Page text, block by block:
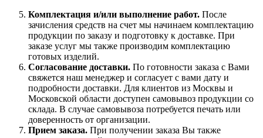
Комплектация и/или выполнение работ. После
зачисления средств на счет мы начинаем комплектацию
продукции по заказу и подготовку к доставке. При
заказе услуг мы также производим комплектацию
готовых изделий.
Согласование доставки. По готовности заказа с Вами
свяжется наш менеджер и согласует с вами дату и
подробности доставки. Для клиентов из Москвы и
Московской области доступен самовывоз продукции со
склада. В случае самовывоза потребуется печать или
доверенность от организации.
Прием заказа. При получении заказа Вы также